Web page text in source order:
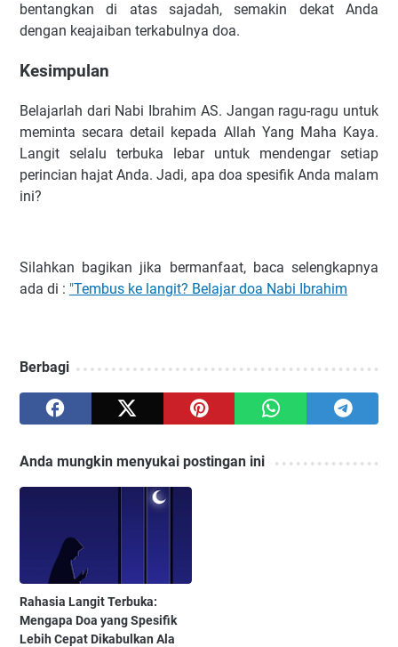
bentangkan di atas sajadah, semakin dekat Anda
dengan keajaiban terkabulnya doa.
Kesimpulan
Belajarlah dari Nabi Ibrahim AS. Jangan ragu-ragu untuk
meminta secara detail kepada Allah Yang Maha Kaya.
Langit selalu terbuka lebar untuk mendengar setiap
perincian hajat Anda. Jadi, apa doa spesifik Anda malam
ini?
Silahkan bagikan jika bermanfaat, baca selengkapnya
ada di : "Tembus ke langit? Belajar doa Nabi Ibrahim
Berbagi
Anda mungkin menyukai postingan ini
Rahasia Langit Terbuka:
Mengapa Doa yang Spesifik
Lebih Cepat Dikabulkan Ala